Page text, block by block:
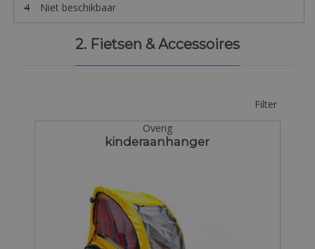
4
Niet beschikbaar
2. Fietsen & Accessoires
Filter
Overig
kinderaanhanger